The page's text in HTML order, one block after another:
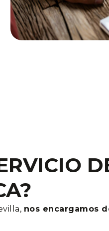
nos encargamos